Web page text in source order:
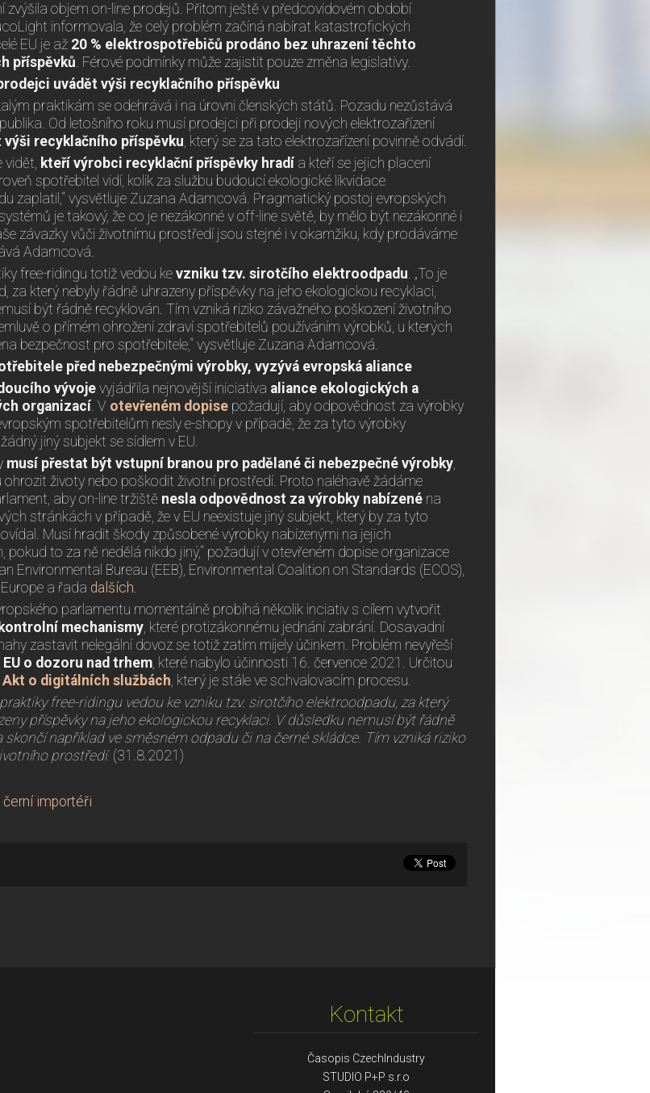
zvýšila objem on-line prodejů. Přitom ještě v předcovidovém období
informovala, že celý problém začíná nabírat katastrofických
EU je až 20 % elektrospotřebičů prodáno bez uhrazení těchto
příspěvků. Férové podmínky může zajistit pouze změna legislativy.
uvádět výši recyklačního příspěvku
praktikám se odehrává i na úrovni členských států. Pozadu nezůstává
Od letošního roku musí prodejci při prodeji nových elektrozařízení
recyklačního příspěvku, který se za tato elektrozařízení povinně odvádí.
vidět, kteří výrobci recyklační příspěvky hradí a kteří se jejich placení
spotřebitel vidí, kolik za službu budoucí ekologické likvidace
zaplatil,“ vysvětluje Zuzana Adamcová. Pragmatický postoj evropských
je takový, že co je nezákonné v off-line světě, by mělo být nezákonné i
závazky vůči životnímu prostředí jsou stejné i v okamžiku, kdy prodáváme
Adamcová.
free-ridingu totiž vedou ke vzniku tzv. sirotčího elektroodpadu. „To je
za který nebyly řádně uhrazeny příspěvky na jeho ekologickou recyklaci,
být řádně recyklován. Tím vzniká riziko závažného poškození životního
o přímém ohrožení zdraví spotřebitelů používáním výrobků, u kterých
bezpečnost pro spotřebitele,“ vysvětluje Zuzana Adamcová.
před nebezpečnými výrobky, vyzývá evropská aliance
vývojevyjádřila nejnovější iniciativa aliance ekologických a
organizací. V otevřeném dopise požadují, aby odpovědnost za výrobky
spotřebitelům nesly e-shopy v případě, že za tyto výrobky
jiný subjekt se sídlem v EU.
musí přestat být vstupní branou pro padělané či nebezpečné výrobky,
ohrozit životy nebo poškodit životní prostředí. Proto naléhavě žádáme
aby on-line tržiště nesla odpovědnost za výrobky nabízené na
stránkách v případě, že v EU neexistuje jiný subjekt, který by za tyto
Musí hradit škody způsobené výrobky nabízenými na jejich
pokud to za ně nedělá nikdo jiný,“ požadují v otevřeném dopise organizace
Environmental Bureau (EEB), Environmental Coalition on Standards (ECOS),
a řada dalších.
parlamentu momentálně probíhá několik inciativ s cílem vytvořit
mechanismy, které protizákonnému jednání zabrání. Dosavadní
zastavit nelegální dovoz se totiž zatím míjely účinkem. Problém nevyřeší
o dozoru nad trhem, které nabylo účinnosti 16. července 2021. Určitou
Akt o digitálních službách, který je stále ve schvalovacím procesu.
free-ridingu vedou ke vzniku tzv. sirotčího elektroodpadu, za který
příspěvky na jeho ekologickou recyklaci. V důsledku nemusí být řádně
skončí například ve směsném odpadu či na černé skládce. Tím vzniká riziko
prostředí. (31.8.2021)
černí importéři
Kontakt
Časopis CzechIndustry
STUDIO P+P s.r.o